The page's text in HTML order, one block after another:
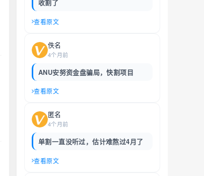
收割了
查看原文
佚名
4个月前
ANU安努资金盘骗局，快割项目
查看原文
匿名
4个月前
单割一直没听过，估计难熬过4月了
查看原文